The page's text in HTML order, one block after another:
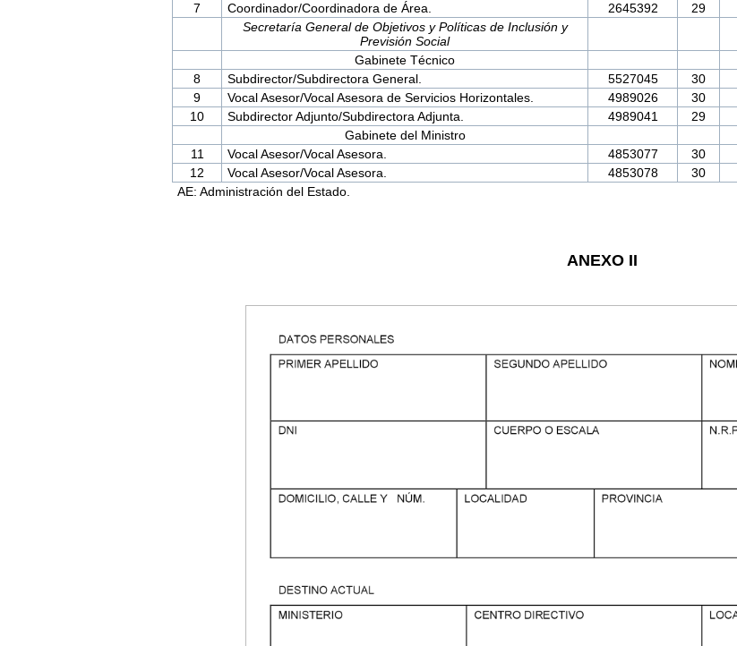
7
Coordinador/Coordinadora de Área. 2645392 29
Secretaría General de Objetivos y Políticas de Inclusión y
Previsión Social
Gabinete Técnico
8
Subdirector/Subdirectora General. 5527045 30
9
Vocal Asesor/Vocal Asesora de Servicios Horizontales. 4989026 30
10
Subdirector Adjunto/Subdirectora Adjunta. 4989041 29
Gabinete del Ministro
11
Vocal Asesor/Vocal Asesora. 4853077 30
12
Vocal Asesor/Vocal Asesora. 4853078 30
AE: Administración del Estado.
ANEXO II